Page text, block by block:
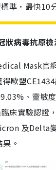
準，最快10
狀病毒抗原
Mask官
歐盟
、靈敏
床實驗認證
及Delta
。